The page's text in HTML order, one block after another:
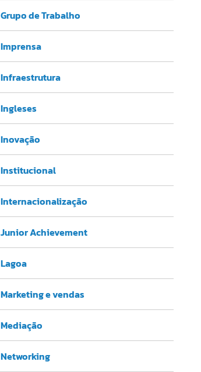
Grupo de Trabalho
Imprensa
Infraestrutura
Ingleses
Inovação
Institucional
Internacionalização
Junior Achievement
Lagoa
Marketing e vendas
Mediação
Networking